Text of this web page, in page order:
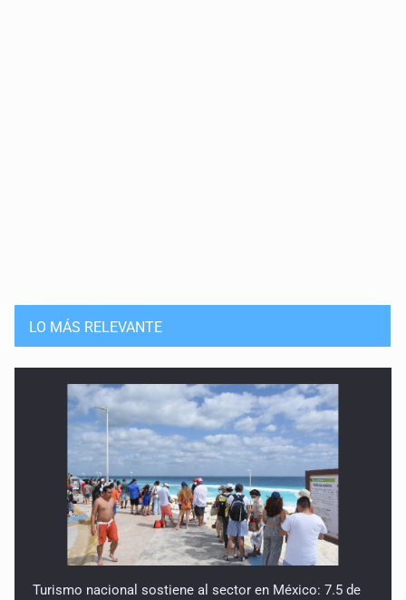
LO MÁS RELEVANTE
Turismo nacional sostiene al sector en México: 7.5 de